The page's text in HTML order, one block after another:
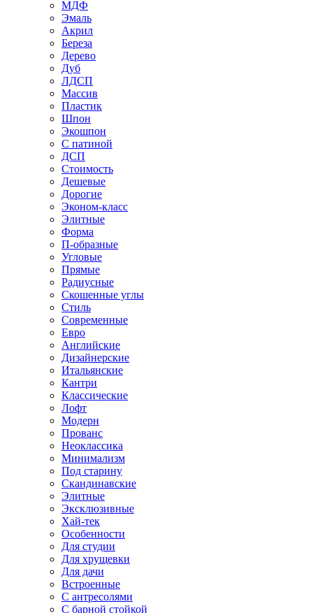
МДФ
Эмаль
Акрил
Береза
Дерево
Дуб
ЛДСП
Массив
Пластик
Шпон
Экошпон
С патиной
ДСП
Стоимость
Дешевые
Дорогие
Эконом-класс
Элитные
Форма
П-образные
Угловые
Прямые
Радиусные
Скошенные углы
Стиль
Современные
Евро
Английские
Дизайнерские
Итальянские
Кантри
Классические
Лофт
Модерн
Прованс
Неоклассика
Минимализм
Под старину
Скандинавские
Элитные
Эксклюзивные
Хай-тек
Особенности
Для студии
Для хрущевки
Для дачи
Встроенные
С антресолями
С барной стойкой